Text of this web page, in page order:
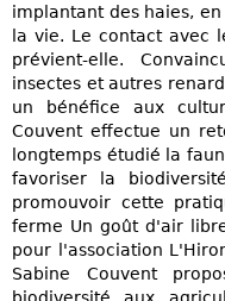
implantant des haies,
la vie. Le contact avec
prévient-elle.
insectes et autres
un bénéfice aux
Couvent effectue un
longtemps étudié la
favoriser la
promouvoir cette
ferme Un goût d'air
pour l'association
Sabine Couvent